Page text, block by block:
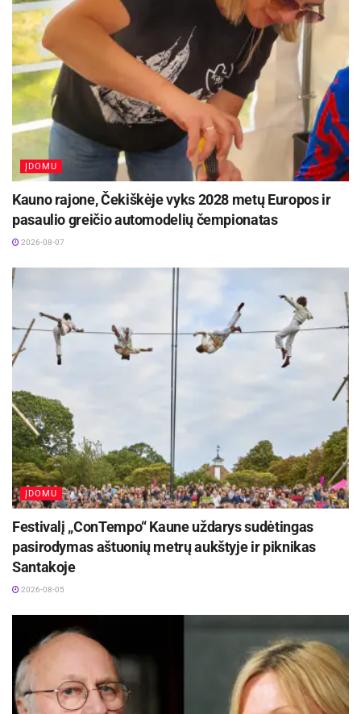
Ryšių su visuomene skyrius
ĮDOMU
Kauno rajone, Čekiškėje vyks 2028 metų Europos ir
pasaulio greičio automodelių čempionatas
2026-08-07
ĮDOMU
Festivalį „ConTempo“ Kaune uždarys sudėtingas
pasirodymas aštuonių metrų aukštyje ir piknikas
Santakoje
2026-08-05